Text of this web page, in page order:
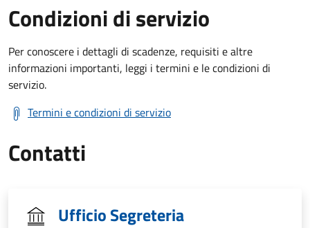
Condizioni di servizio
Per conoscere i dettagli di scadenze, requisiti e altre
informazioni importanti, leggi i termini e le condizioni di
servizio.
Termini e condizioni di servizio
Contatti
Ufficio Segreteria